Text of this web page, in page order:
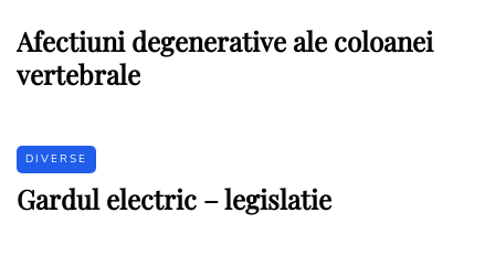
Afectiuni degenerative ale coloanei
vertebrale
DIVERSE
Gardul electric – legislatie